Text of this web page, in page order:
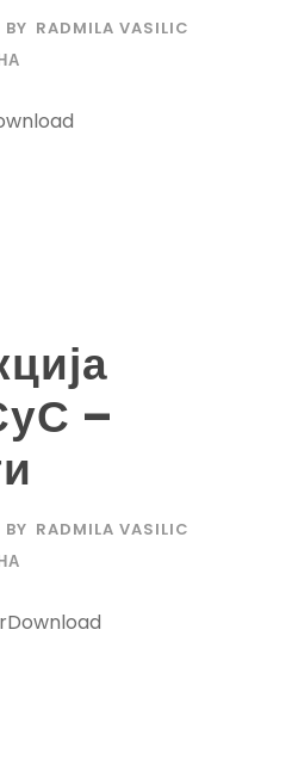
BY RADMILA VASILIC
–
BY RADMILA VASILIC